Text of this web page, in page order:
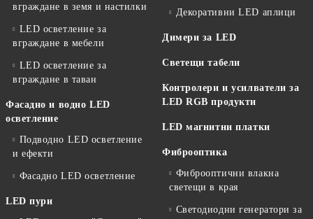
вграждане в земя и настилки
LED осветление за
вграждане в мебели
LED осветление за
вграждане в таван
Фасадно и водно LED
осветление
Подводно LED осветление
и ефекти
Фасадно LED осветление
LED пури
Декоративни LED аплици
Димери за LED
Светещи табели
Контролери и усилватели за
LED RGB продукти
LED магнитни платки
Фиброоптика
Фиброоптични влакна
светещи в края
Светодиодни генератори за